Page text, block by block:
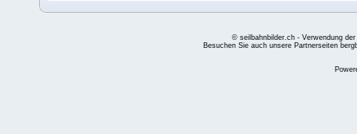
© seilbahnbilder.ch - Verwendung
Besuchen Sie auch unsere Partnerseiten